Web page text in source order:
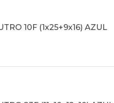
10F (1x25+9x16) AZUL